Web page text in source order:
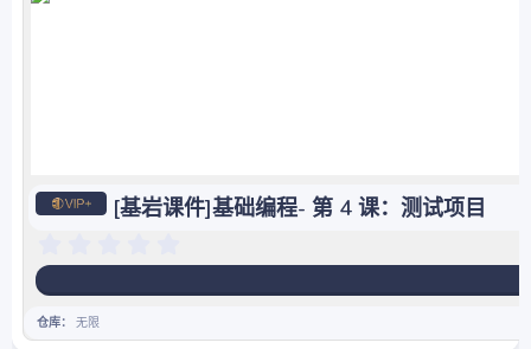
[基岩课件]基础编程- 第 4 课：测试项目
.
仓库 无限